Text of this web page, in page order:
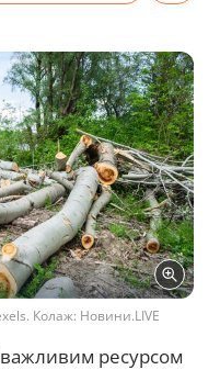
Колаж: Новини.LIVE
ресурсом